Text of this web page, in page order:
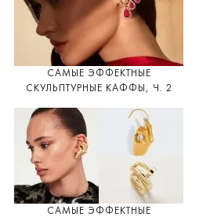
САМЫЕ ЭФФЕКТНЫЕ
СКУЛЬПТУРНЫЕ КАФФЫ, Ч. 2
САМЫЕ ЭФФЕКТНЫЕ